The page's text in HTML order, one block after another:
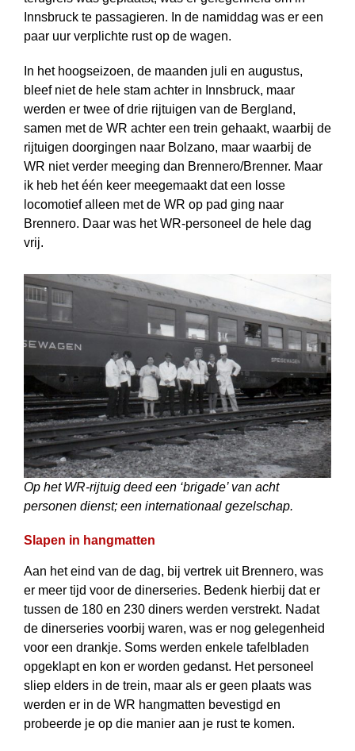
Innsbruck te passagieren. In de namiddag was er een
paar uur verplichte rust op de wagen.
In het hoogseizoen, de maanden juli en augustus,
bleef niet de hele stam achter in Innsbruck, maar
werden er twee of drie rijtuigen van de Bergland,
samen met de WR achter een trein gehaakt, waarbij de
rijtuigen doorgingen naar Bolzano, maar waarbij de
WR niet verder meeging dan Brennero/Brenner. Maar
ik heb het één keer meegemaakt dat een losse
locomotief alleen met de WR op pad ging naar
Brennero. Daar was het WR-personeel de hele dag
vrij.
Op het WR-rijtuig deed een ‘brigade’ van acht
personen dienst; een internationaal gezelschap.
Slapen in hangmatten
Aan het eind van de dag, bij vertrek uit Brennero, was
er meer tijd voor de dinerseries. Bedenk hierbij dat er
tussen de 180 en 230 diners werden verstrekt. Nadat
de dinerseries voorbij waren, was er nog gelegenheid
voor een drankje. Soms werden enkele tafelbladen
opgeklapt en kon er worden gedanst. Het personeel
sliep elders in de trein, maar als er geen plaats was
werden er in de WR hangmatten bevestigd en
probeerde je op die manier aan je rust te komen.